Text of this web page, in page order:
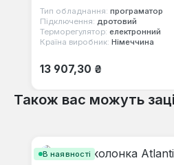
Тип обладнання: програматор
Підключення: дротовий
Терморегулятор: електронний
Країна виробник: Німеччина
Звичайна ціна:
13 907,30 ₴
Також вас можуть
В наявності